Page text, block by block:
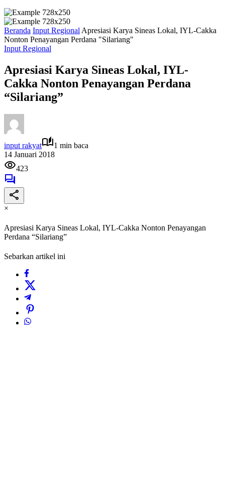
Beranda Input Regional Apresiasi Karya Sineas Lokal, IYL-Cakka
Nonton Penayangan Perdana "Silariang"
Input Regional
Apresiasi Karya Sineas Lokal, IYL-
Cakka Nonton Penayangan Perdana
“Silariang”
input rakyat
1 min baca
14 Januari 2018
423
×
Apresiasi Karya Sineas Lokal, IYL-Cakka Nonton Penayangan
Perdana “Silariang”
Sebarkan artikel ini